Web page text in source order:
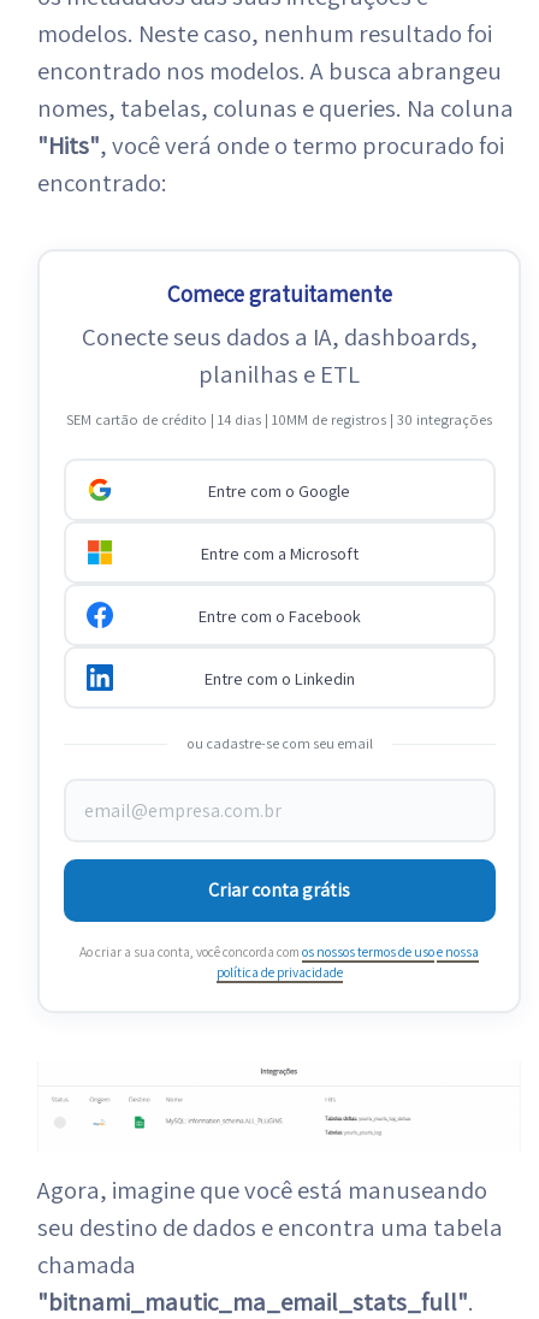
modelos. Neste caso, nenhum resultado foi
encontrado nos modelos. A busca abrangeu
nomes, tabelas, colunas e queries. Na coluna
"Hits", você verá onde o termo procurado foi
encontrado:
Comece gratuitamente
Conecte seus dados a IA, dashboards,
planilhas e ETL
SEM cartão de crédito | 14 dias | 10MM de registros | 30 integrações
Entre com o Google
Entre com a Microsoft
Entre com o Facebook
Entre com o Linkedin
ou cadastre-se com seu email
Criar conta grátis
Ao criar a sua conta, você concorda com os nossos termos de usoe nossa
política de privacidade
Agora, imagine que você está manuseando
seu destino de dados e encontra uma tabela
chamada
"bitnami_mautic_ma_email_stats_full".